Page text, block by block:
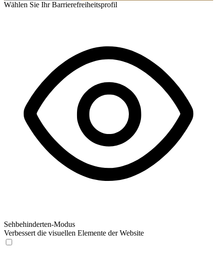
Wählen Sie Ihr Barrierefreiheitsprofil
Sehbehinderten-Modus
Verbessert die visuellen Elemente der Website